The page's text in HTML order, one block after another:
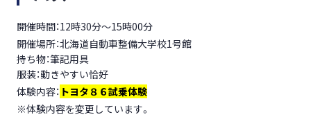
開催時間：12時30分～15時00分
開催場所：北海道自動車整備大学校1号館
持ち物：筆記用具
服装：動きやすい恰好
体験内容： トヨタ８６試乗体験
※体験内容を変更しています。